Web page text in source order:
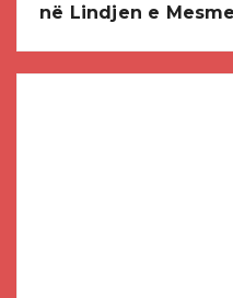
në Lindjen e